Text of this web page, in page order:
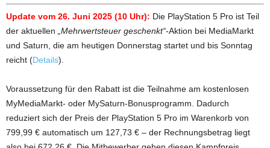
Update vom 26. Juni 2025 (10 Uhr): Die PlayStation 5 Pro ist Teil
der aktuellen
„Mehrwertsteuer geschenkt“-Aktion bei MediaMarkt
und Saturn, die am heutigen Donnerstag startet und bis Sonntag
reicht (Details).
Voraussetzung für den Rabatt ist die Teilnahme am kostenlosen
MyMediaMarkt- oder MySaturn-Bonusprogramm. Dadurch
reduziert sich der Preis der PlayStation 5 Pro im Warenkorb von
799,99 € automatisch um 127,73 € – der Rechnungsbetrag liegt